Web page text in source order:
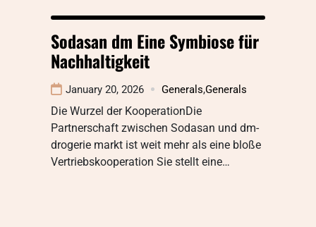
Sodasan dm Eine Symbiose für
Nachhaltigkeit
January 20, 2026 Generals,Generals
Die Wurzel der KooperationDie
Partnerschaft zwischen Sodasan und dm-
drogerie markt ist weit mehr als eine bloße
Vertriebskooperation Sie stellt eine…